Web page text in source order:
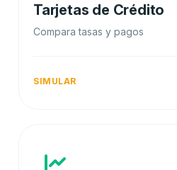
Tarjetas de Crédito
Compara tasas y pagos
SIMULAR